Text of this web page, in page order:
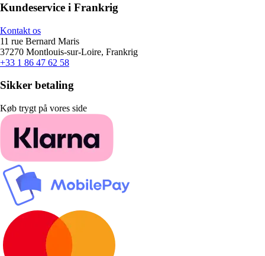
Kundeservice i Frankrig
Kontakt os
11 rue Bernard Maris
37270 Montlouis-sur-Loire, Frankrig
+33 1 86 47 62 58
Sikker betaling
Køb trygt på vores side